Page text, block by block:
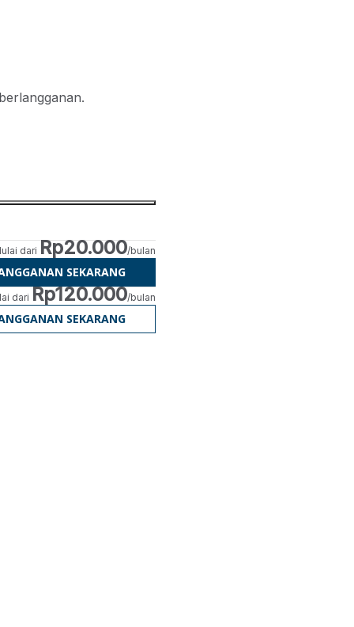
dari Rp20.000/bulan
SEKARANG
dari Rp120.000/bulan
SEKARANG